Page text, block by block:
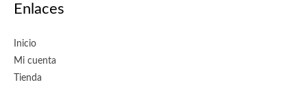
Enlaces
Inicio
Mi cuenta
Tienda